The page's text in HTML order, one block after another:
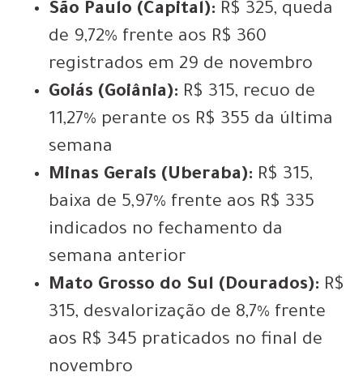
São Paulo (Capital): R$ 325, queda
de 9,72% frente aos R$ 360
registrados em 29 de novembro
Goiás (Goiânia): R$ 315, recuo de
11,27% perante os R$ 355 da última
semana
Minas Gerais (Uberaba): R$ 315,
baixa de 5,97% frente aos R$ 335
indicados no fechamento da
semana anterior
Mato Grosso do Sul (Dourados): R$
315, desvalorização de 8,7% frente
aos R$ 345 praticados no final de
novembro